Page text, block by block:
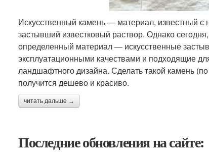
Искусственный камень — материал, известный
застывший известковый раствор. Однако
определенный материал — искусственные
эксплуатационными качествами и подходящие
ландшафтного дизайна. Сделать такой камень
получится дешево и красиво.
читать дальше →
Последние обновления на сайте: